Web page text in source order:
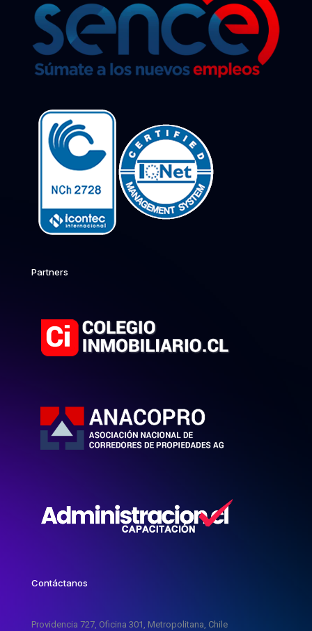
Partners
Contáctanos
Providencia 727, Oficina 301, Metropolitana, Chile